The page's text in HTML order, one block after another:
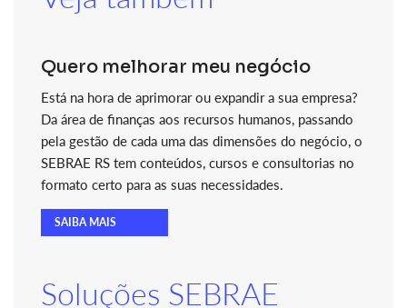
Quero melhorar meu negócio
Está na hora de aprimorar ou expandir a sua empresa?
Da área de finanças aos recursos humanos, passando
pela gestão de cada uma das dimensões do negócio, o
SEBRAE RS tem conteúdos, cursos e consultorias no
formato certo para as suas necessidades.
SAIBA MAIS
Soluções SEBRAE